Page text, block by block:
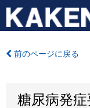
前のページに戻る
糖尿病発